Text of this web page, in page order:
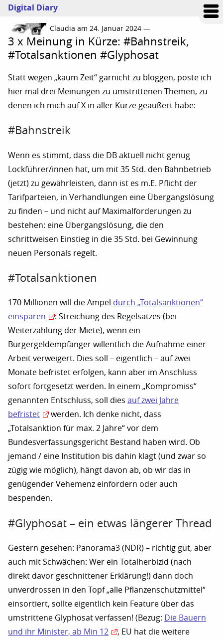
Digital Diary
Claudia am 24. Januar 2024 —
3 x Meinung in Kürze: #Bahnstreik,
#Totalsanktionen #Glyphosat
Statt wegen „kaum Zeit“ garnicht zu bloggen, poste ich
hier mal drei Meinungen zu umstrittenen Themen, zu
denen ich mich auf X in aller Kürze geäußert habe:
#Bahnstreik
Wenn es stimmt, dass die DB aktuell nicht genug
Lockführer/innen hat, um mit 35 Std. den Bahnbetrieb
(jetzt) zu gewährleisten, dann ist es m.E. Pflicht der
Tarifparteien, in Verhandlungen eine Übergangslösung
zu finden – und nicht auf Maximalforderungen zu
bestehen: eine Übergangslösung, die den
schrittweisen Einstieg in die 35 Std. bei Gewinnung
neuen Personals regelt.
#Totalsanktionen
170 Millionen will die Ampel durch „Totalsanktionen“
einsparen
: Streichung des Regelsatzes (bei
Weiterzahlung der Miete), wenn ein
Bürgergeldempfänger willentlich die Aufnahme einer
Arbeit verweigert. Dies soll – eigentlich – auf zwei
Monate befristet erfolgen, kann aber im Anschluss
sofort fortgesetzt werden. In einem „Kompromiss“
genannten Entschluss, soll dies auf zwei Jahre
befristet
werden. Ich denke nicht, dass
„Totalsanktion für max. 2 Jahre“ vor dem
Bundesverfassungsgericht Bestand haben wird. Ob
jemand / eine Institution bis dahin klagt (und zwar so
zügig wie möglich), hängt davon ab, ob wir das in
genügender Vehemenz einfordern oder auch
bespenden.
#Glyphosat – ein etwas längerer Thread
Gestern gesehen: Panorama3 (NDR) – richtig gut, aber
auch mit Schwächen: Wer ein Totalherbizid (nach
direkt davor geschnittener Erklärung!) dann doch
unverdrossen in den Topf „alle Pflanzenschutzmittel“
einsortiert, sollte eigentlich kein Feature über das
umstrittene Glyphosat verfassen! (Bezug: Die Bauern
und ihr Minister, ab Min 12
, EU hat die weitere